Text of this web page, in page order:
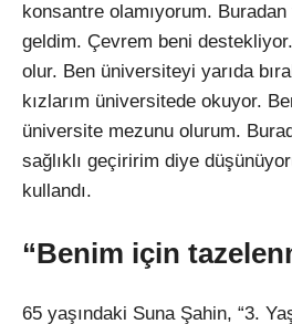
konsantre olamıyorum. Buradan
geldim. Çevrem beni
olur. Ben üniversiteyi yarıda
kızlarım üniversitede okuyor.
üniversite mezunu olurum.
sağlıklı geçiririm diye
kullandı.
“Benim için
65 yaşındaki Suna Şahin, “3.